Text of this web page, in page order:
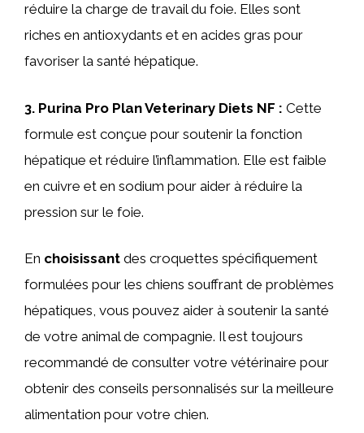
réduire la charge de travail du foie. Elles sont
riches en antioxydants et en acides gras pour
favoriser la santé hépatique.
3. Purina Pro Plan Veterinary Diets NF : Cette
formule est conçue pour soutenir la fonction
hépatique et réduire l’inflammation. Elle est faible
en cuivre et en sodium pour aider à réduire la
pression sur le foie.
En choisissant des croquettes spécifiquement
formulées pour les chiens souffrant de problèmes
hépatiques, vous pouvez aider à soutenir la santé
de votre animal de compagnie. Il est toujours
recommandé de consulter votre vétérinaire pour
obtenir des conseils personnalisés sur la meilleure
alimentation pour votre chien.